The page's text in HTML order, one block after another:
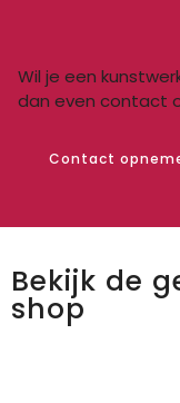
Wil je een
dan even contact
Contact
Bekijk de
shop